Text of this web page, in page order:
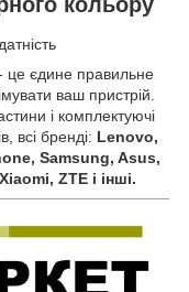
кольору
це єдине правильне
ваш пристрій.
і комплектуючі
всі бренді: Lenovo,
Samsung, Asus,
ZTE і інші.